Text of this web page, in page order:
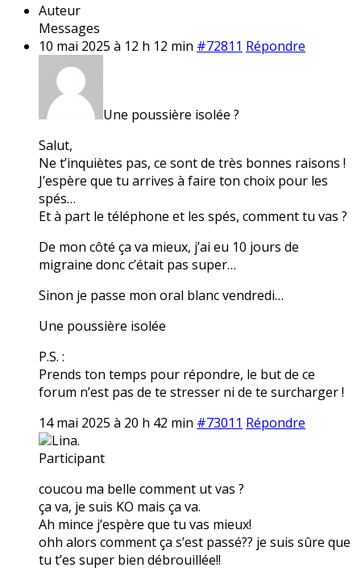
Auteur
Messages
10 mai 2025 à 12 h 12 min #72811 Répondre
Une poussière isolée ?
Salut,
Ne t’inquiètes pas, ce sont de très bonnes raisons !
J’espère que tu arrives à faire ton choix pour les
spés…
Et à part le téléphone et les spés, comment tu vas ?
De mon côté ça va mieux, j’ai eu 10 jours de
migraine donc c’était pas super…
Sinon je passe mon oral blanc vendredi…
Une poussière isolée
P.S. :
Prends ton temps pour répondre, le but de ce
forum n’est pas de te stresser ni de te surcharger !
14 mai 2025 à 20 h 42 min #73011 Répondre
Lina.
Participant
coucou ma belle comment ut vas ?
ça va, je suis KO mais ça va.
Ah mince j’espère que tu vas mieux!
ohh alors comment ça s’est passé?? je suis sûre que
tu t’es super bien débrouillée!!